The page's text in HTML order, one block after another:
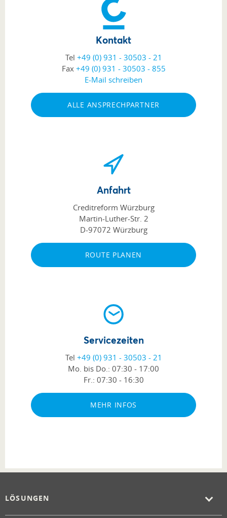
Kontakt
Tel +49 (0) 931 - 30503 - 21
Fax +49 (0) 931 - 30503 - 855
E-Mail schreiben
ALLE ANSPRECHPARTNER
Anfahrt
Creditreform Würzburg
Martin-Luther-Str. 2
D-97072 Würzburg
ROUTE PLANEN
Servicezeiten
Tel +49 (0) 931 - 30503 - 21
Mo. bis Do.: 07:30 - 17:00
Fr.: 07:30 - 16:30
MEHR INFOS
LÖSUNGEN